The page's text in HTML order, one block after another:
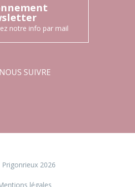
notre info par mail
NOUS SUIVRE
2026
légales